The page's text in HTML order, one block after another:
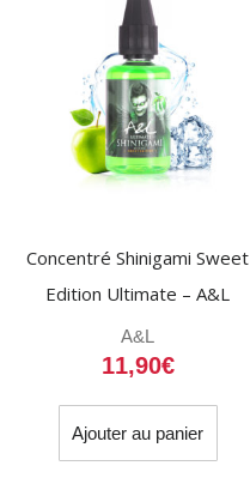
Concentré Shinigami Sweet
Edition Ultimate – A&L
A&L
11,90€
Ajouter au panier